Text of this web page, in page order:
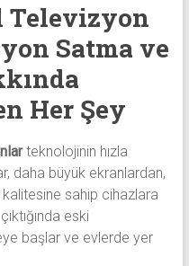
Televizyon
Satma ve
Her Şey
teknolojinin hızla
daha büyük ekranlardan,
sahip cihazlara
eski
başlar ve evlerde yer